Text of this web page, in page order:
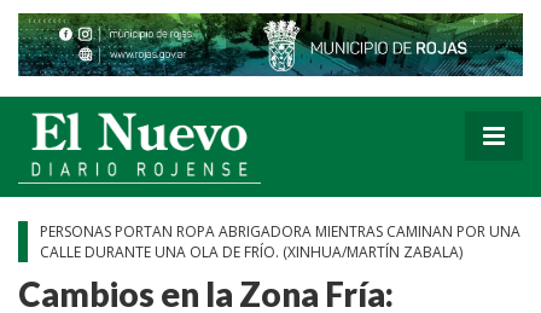
PERSONAS PORTAN ROPA ABRIGADORA MIENTRAS CAMINAN POR UNA
CALLE DURANTE UNA OLA DE FRÍO. (XINHUA/MARTÍN ZABALA)
Cambios en la Zona Fría: